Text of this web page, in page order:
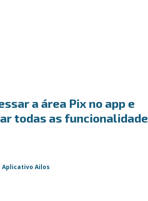
a área Pix no app e
todas as
Aplicativo Ailos